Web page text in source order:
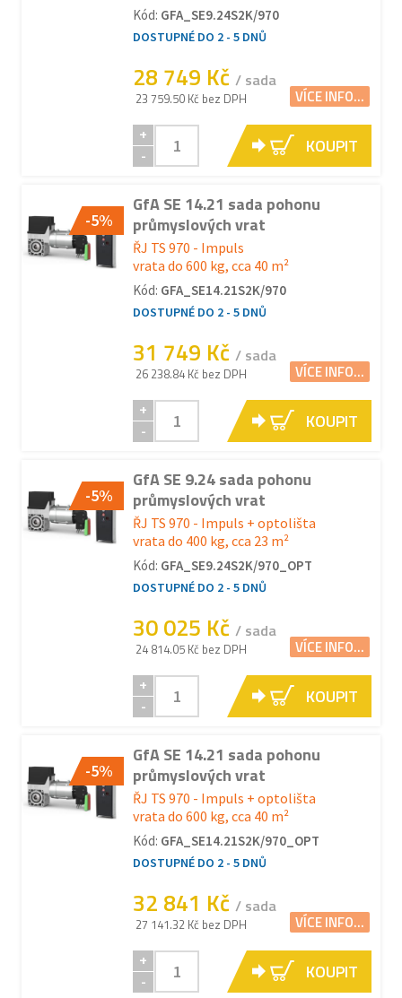
Kód: GFA_SE9.24S2K/970
DOSTUPNÉ DO 2 - 5 DNŮ
28 749 Kč / sada
23 759.50 Kč bez DPH VÍCE INFO...
+
-
KOUPIT
-5%
GfA SE 14.21 sada pohonu
průmyslových vrat
ŘJ TS 970 - Impuls
vrata do 600 kg, cca 40 m²
Kód: GFA_SE14.21S2K/970
DOSTUPNÉ DO 2 - 5 DNŮ
31 749 Kč / sada
26 238.84 Kč bez DPH VÍCE INFO...
+
-
KOUPIT
-5%
GfA SE 9.24 sada pohonu
průmyslových vrat
ŘJ TS 970 - Impuls + optolišta
vrata do 400 kg, cca 23 m²
Kód: GFA_SE9.24S2K/970_OPT
DOSTUPNÉ DO 2 - 5 DNŮ
30 025 Kč / sada
24 814.05 Kč bez DPH VÍCE INFO...
+
-
KOUPIT
-5%
GfA SE 14.21 sada pohonu
průmyslových vrat
ŘJ TS 970 - Impuls + optolišta
vrata do 600 kg, cca 40 m²
Kód: GFA_SE14.21S2K/970_OPT
DOSTUPNÉ DO 2 - 5 DNŮ
32 841 Kč / sada
27 141.32 Kč bez DPH VÍCE INFO...
+
-
KOUPIT